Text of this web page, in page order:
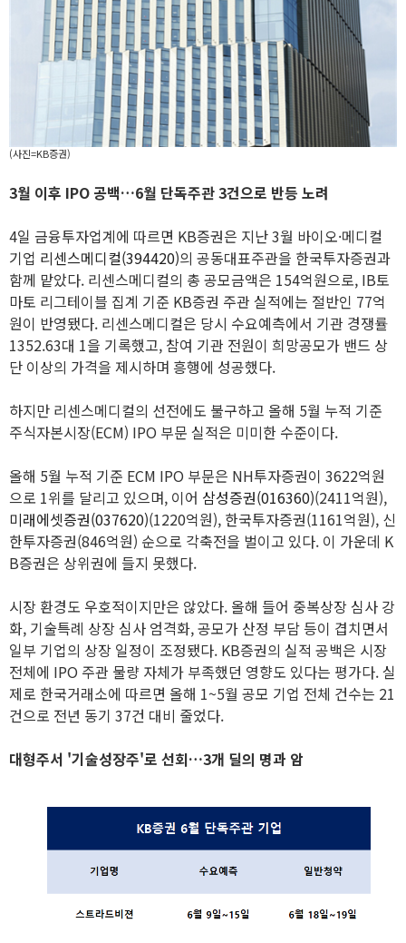
(사진=KB증권)
3월 이후 IPO 공백…6월 단독주관 3건으로 반등 노려
4일 금융투자업계에 따르면 KB증권은 지난 3월 바이오·메디컬
기업 리센스메디컬(394420)의 공동대표주관을 한국투자증권과
함께 맡았다. 리센스메디컬의 총 공모금액은 154억원으로, IB토
마토 리그테이블 집계 기준 KB증권 주관 실적에는 절반인 77억
원이 반영됐다. 리센스메디컬은 당시 수요예측에서 기관 경쟁률
1352.63대 1을 기록했고, 참여 기관 전원이 희망공모가 밴드 상
단 이상의 가격을 제시하며 흥행에 성공했다.
하지만 리센스메디컬의 선전에도 불구하고 올해 5월 누적 기준
주식자본시장(ECM) IPO 부문 실적은 미미한 수준이다.
올해 5월 누적 기준 ECM IPO 부문은 NH투자증권이 3622억원
으로 1위를 달리고 있으며, 이어 삼성증권(016360)(2411억원),
미래에셋증권(037620)(1220억원), 한국투자증권(1161억원), 신
한투자증권(846억원) 순으로 각축전을 벌이고 있다. 이 가운데 K
B증권은 상위권에 들지 못했다.
시장 환경도 우호적이지만은 않았다. 올해 들어 중복상장 심사 강
화, 기술특례 상장 심사 엄격화, 공모가 산정 부담 등이 겹치면서
일부 기업의 상장 일정이 조정됐다. KB증권의 실적 공백은 시장
전체에 IPO 주관 물량 자체가 부족했던 영향도 있다는 평가다. 실
제로 한국거래소에 따르면 올해 1~5월 공모 기업 전체 건수는 21
건으로 전년 동기 37건 대비 줄었다.
대형주서 '기술성장주'로 선회…3개 딜의 명과 암